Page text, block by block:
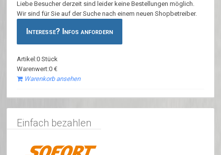
Liebe Besucher derzeit sind leider keine Bestellungen möglich.
Wir sind für Sie auf der Suche nach einem neuen Shopbetreiber.
Interesse? Infos anfordern
Artikel:0 Stück
Warenwert:0 €
Warenkorb ansehen
Einfach bezahlen